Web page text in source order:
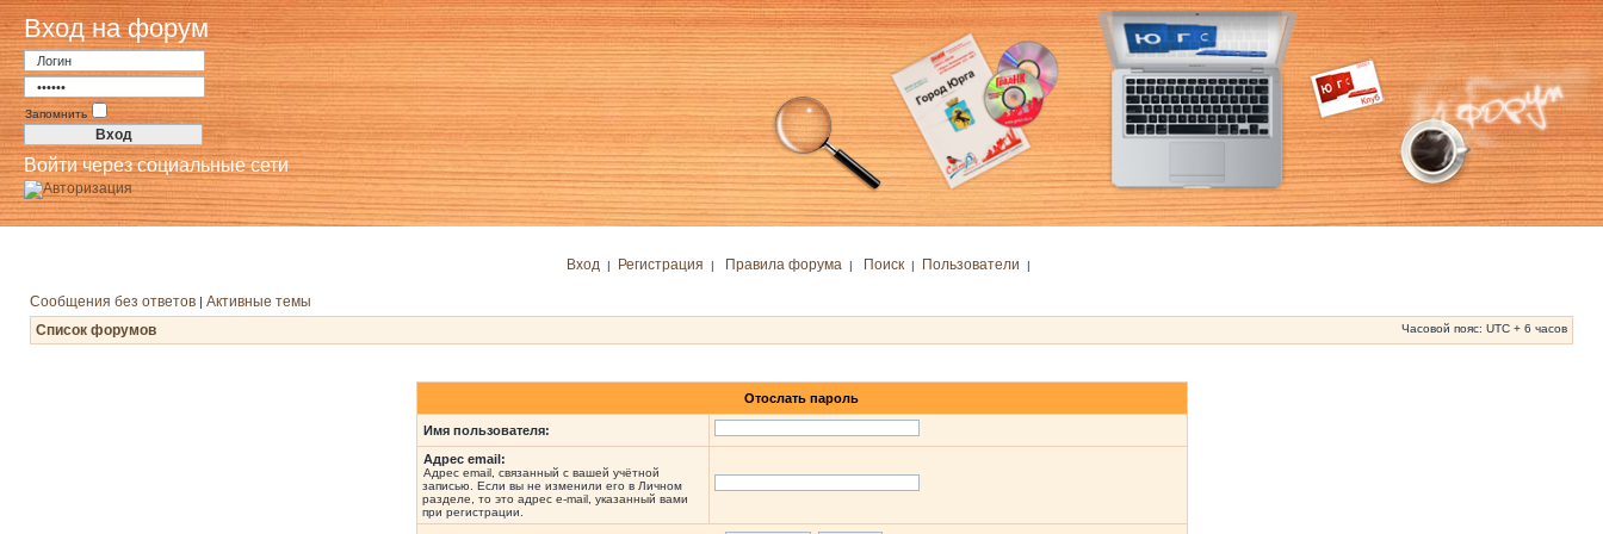
Вход на форум
Запомнить
Войти через социальные сети
Вход | Регистрация | Правила форума | Поиск| Пользователи |
Сообщения без ответов | Активные темы
Список форумов
Часовой пояс: UTC + 6 часов
Отослать пароль
Имя пользователя:
Адрес email:
Адрес email, связанный с вашей учётной
записью. Если вы не изменили его в Личном
разделе, то это адрес e-mail, указанный вами
при регистрации.